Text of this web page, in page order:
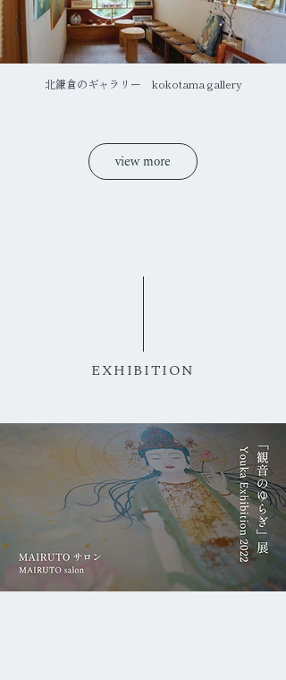
北鎌倉のギャラリー kokotama gallery
孔雀明王を描く ー 悪い部分にも向き合いな
view more
EXHIBITION